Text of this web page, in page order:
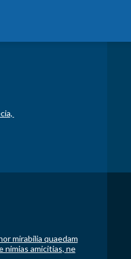
mirabilia quaedam
amicitias, ne